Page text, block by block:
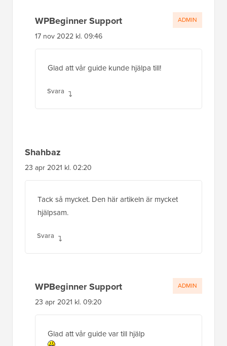
WPBeginner Support
17 nov 2022 kl. 09:46
Glad att vår guide kunde hjälpa till!
Svara
ADMIN
Shahbaz
23 apr 2021 kl. 02:20
Tack så mycket. Den här artikeln är mycket
hjälpsam.
Svara
WPBeginner Support
23 apr 2021 kl. 09:20
Glad att vår guide var till hjälp
ADMIN